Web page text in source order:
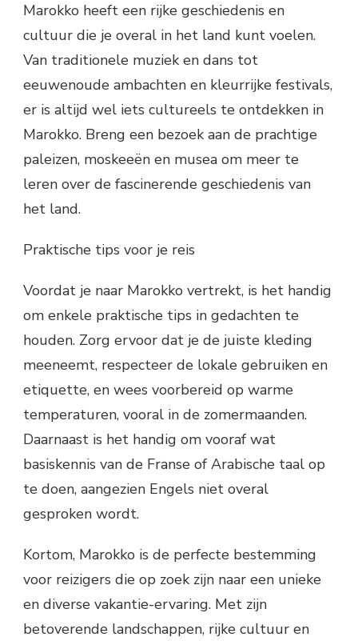
Marokko heeft een rijke geschiedenis en
cultuur die je overal in het land kunt voelen.
Van traditionele muziek en dans tot
eeuwenoude ambachten en kleurrijke festivals,
er is altijd wel iets cultureels te ontdekken in
Marokko. Breng een bezoek aan de prachtige
paleizen, moskeeën en musea om meer te
leren over de fascinerende geschiedenis van
het land.
Praktische tips voor je reis
Voordat je naar Marokko vertrekt, is het handig
om enkele praktische tips in gedachten te
houden. Zorg ervoor dat je de juiste kleding
meeneemt, respecteer de lokale gebruiken en
etiquette, en wees voorbereid op warme
temperaturen, vooral in de zomermaanden.
Daarnaast is het handig om vooraf wat
basiskennis van de Franse of Arabische taal op
te doen, aangezien Engels niet overal
gesproken wordt.
Kortom, Marokko is de perfecte bestemming
voor reizigers die op zoek zijn naar een unieke
en diverse vakantie-ervaring. Met zijn
betoverende landschappen, rijke cultuur en